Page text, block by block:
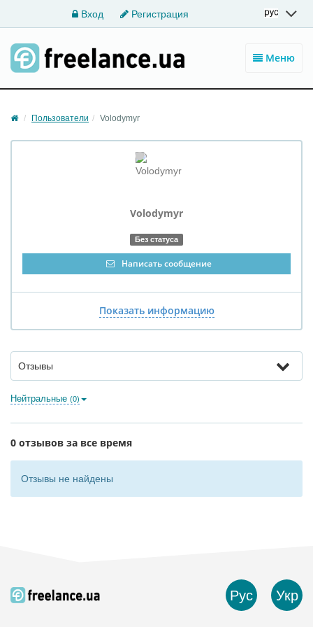
Вход Регистрация
Меню
Пользователи Volodymyr
Volodymyr
Без статуса
Написать сообщение
Показать информацию
Отзывы
Нейтральные (0)
0 отзывов за все время
Отзывы не найдены
Рус Укр